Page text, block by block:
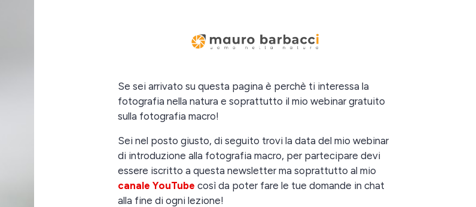
Se sei arrivato su questa pagina è perchè ti interessa la
fotografia nella natura e soprattutto il mio webinar gratuito
sulla fotografia macro!
Sei nel posto giusto, di seguito trovi la data del mio webinar
di introduzione alla fotografia macro, per partecipare devi
essere iscritto a questa newsletter ma soprattutto al mio
canale YouTube così da poter fare le tue domande in chat
alla fine di ogni lezione!